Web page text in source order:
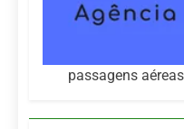
passagens